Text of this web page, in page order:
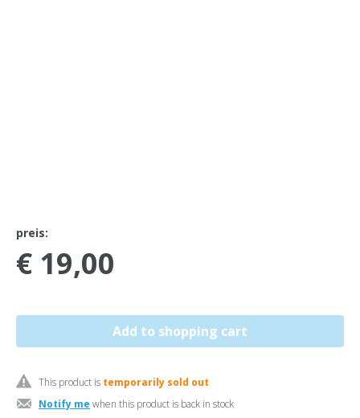
preis:
€ 19,00
This product is temporarily sold out
Notify me when this product is back in stock